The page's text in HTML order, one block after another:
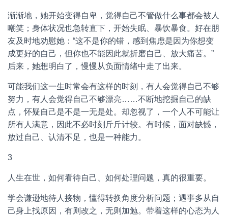
渐渐地，她开始变得自卑，觉得自己不管做什么事都会被人
嘲笑；身体状况也急转直下，开始失眠、暴饮暴食。好在朋
友及时地劝慰她：“这不是你的错，感到焦虑是因为你想变
成更好的自己，但你也不能因此就折磨自己、放大痛苦。”
后来，她想明白了，慢慢从负面情绪中走了出来。
可能我们这一生时常会有这样的时刻，有人会觉得自己不够
努力，有人会觉得自己不够漂亮……不断地挖掘自己的缺
点，怀疑自己是不是一无是处。却忽视了，一个人不可能让
所有人满意，因此不必时刻斤斤计较。有时候，面对缺憾，
放过自己、认清不足，也是一种能力。
3
人生在世，如何看待自己、如何处理问题，真的很重要。
学会谦逊地待人接物，懂得转换角度分析问题；遇事多从自
己身上找原因，有则改之，无则加勉。带着这样的心态为人